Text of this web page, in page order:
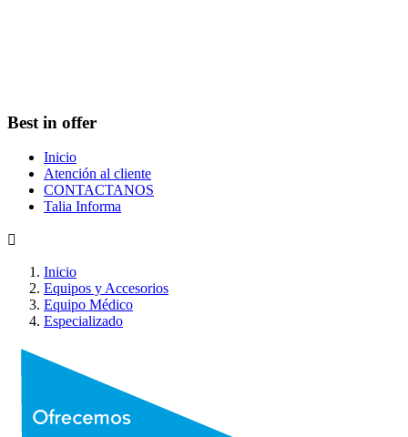
Best in offer
Inicio
Atención al cliente
CONTACTANOS
Talia Informa

Inicio
Equipos y Accesorios
Equipo Médico
Especializado